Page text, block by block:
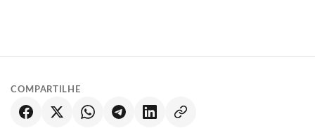
COMPARTILHE